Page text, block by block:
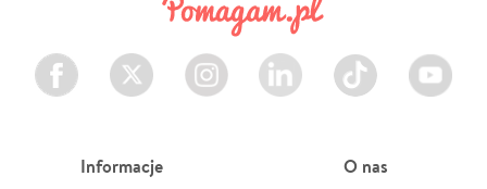
Facebook Twitter Instagram LinkedIn TikTok Youtube
Informacje O nas